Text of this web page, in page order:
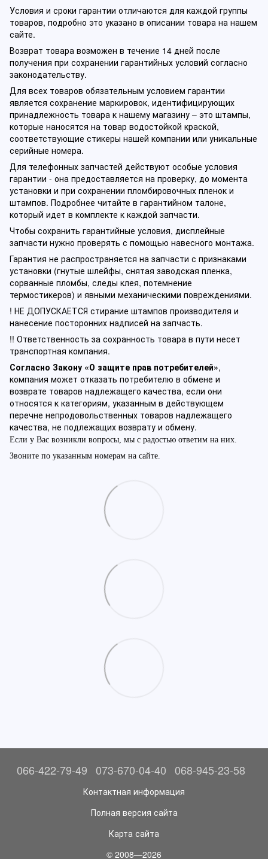
Условия и сроки гарантии отличаются для каждой группы
товаров, подробно это указано в описании товара на нашем
сайте.
Возврат товара возможен в течение 14 дней после
получения при сохранении гарантийных условий согласно
законодательству.
Для всех товаров обязательным условием гарантии
является сохранение маркировок, идентифицирующих
принадлежность товара к нашему магазину – это штампы,
которые наносятся на товар водостойкой краской,
соответствующие стикеры нашей компании или уникальные
серийные номера.
Для телефонных запчастей действуют особые условия
гарантии - она предоставляется на проверку, до момента
установки и при сохранении пломбировочных пленок и
штампов. Подробнее читайте в гарантийном талоне,
который идет в комплекте к каждой запчасти.
Чтобы сохранить гарантийные условия, дисплейные
запчасти нужно проверять с помощью навесного монтажа.
Гарантия не распространяется на запчасти с признаками
установки (гнутые шлейфы, снятая заводская пленка,
сорванные пломбы, следы клея, потемнение
термостикеров) и явными механическими повреждениями.
! НЕ ДОПУСКАЕТСЯ стирание штампов производителя и
нанесение посторонних надписей на запчасть.
!! Ответственность за сохранность товара в пути несет
транспортная компания.
Согласно Закону «О защите прав потребителей»,
компания может отказать потребителю в обмене и
возврате товаров надлежащего качества, если они
относятся к категориям, указанным в действующем
перечне непродовольственных товаров надлежащего
качества, не подлежащих возврату и обмену.
Если у Вас возникли вопросы, мы с радостью ответим на них.
Звоните по указанным номерам на сайте.
066-422-79-49 073-670-04-40 068-945-23-58
Контактная информация
Полная версия сайта
Карта сайта
© 2008—2026